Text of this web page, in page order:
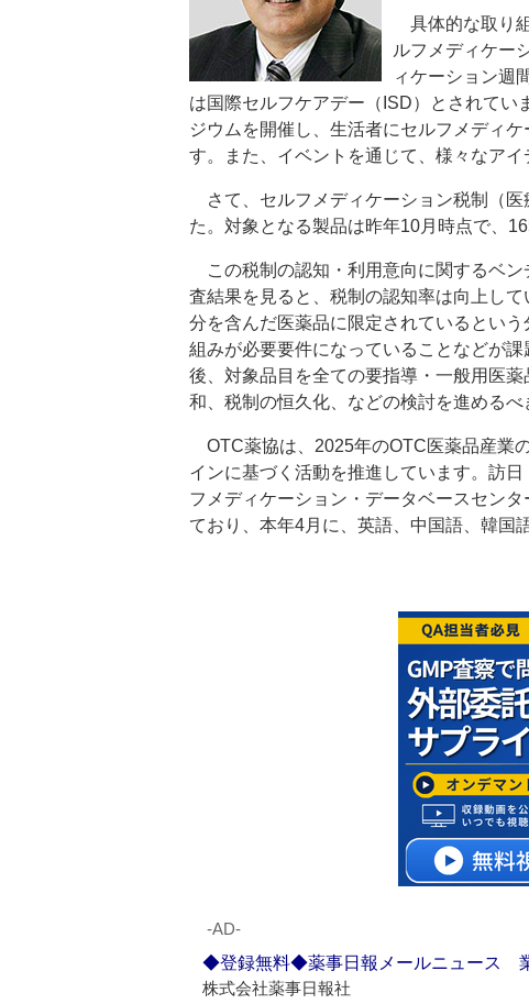
具体的な取り
ルフメディケー
ィケーション週
は国際セルフケアデー（ISD）とされてい
ジウムを開催し、生活者にセルフメディ
す。また、イベントを通じて、様々なア
さて、セルフメディケーション税制（医
た。対象となる製品は昨年10月時点で、
この税制の認知・利用意向に関するベン
査結果を見ると、税制の認知率は向上し
分を含んだ医薬品に限定されているとい
組みが必要要件になっていることなどが
後、対象品目を全ての要指導・一般用医
和、税制の恒久化、などの検討を進めるべ
OTC薬協は、2025年のOTC医薬品産業
インに基づく活動を推進しています。訪
フメディケーション・データベースセン
ており、本年4月に、英語、中国語、韓国
‐AD‐
◆登録無料◆薬事日報メールニュース 業
株式会社薬事日報社